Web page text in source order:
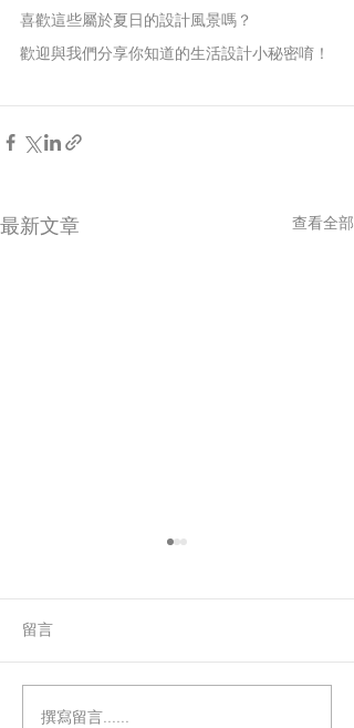
喜歡這些屬於夏日的設計風景嗎？
歡迎與我們分享你知道的生活設計小秘密唷！
最新文章 查看全部
2025文博會 : 第二層展示
留言
撰寫留言......